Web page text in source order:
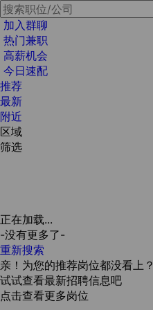
加入群聊
热门兼职
高薪机会
今日速配
推荐
最新
附近
区域
筛选
正在加载...
-没有更多了-
重新搜索
亲！为您的推荐岗位都没看上？
试试查看最新招聘信息吧
点击查看更多岗位